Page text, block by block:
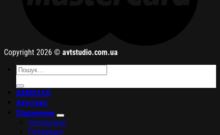
Copyright 2026 © avtstudio.com.ua
Шукати:
ДЕМОЗАЛ
Акустика
Підсилення
Інтегральні
Попередні